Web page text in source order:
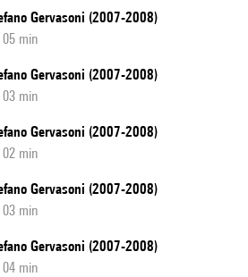
Gervasoni (2007-2008)
min
Gervasoni (2007-2008)
min
Gervasoni (2007-2008)
min
Gervasoni (2007-2008)
min
Gervasoni (2007-2008)
min